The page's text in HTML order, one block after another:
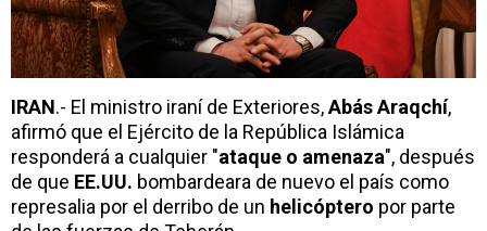
IRAN.- El ministro iraní de Exteriores,Abás Araqchí,
afirmó que el Ejército de la República Islámica
responderá a cualquier "ataque o amenaza", después
de que EE.UU. bombardeara de nuevo el país como
represalia por el derribo de un helicóptero por parte